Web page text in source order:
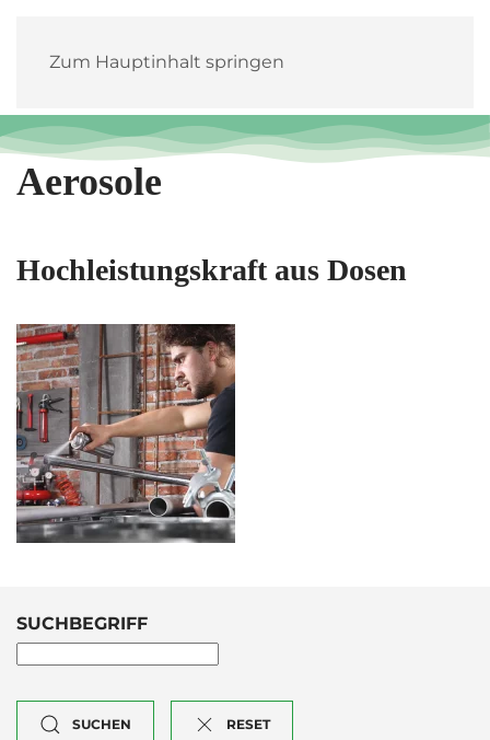
Zum Hauptinhalt springen
Aerosole
Hochleistungskraft aus Dosen
SUCHBEGRIFF
SUCHEN RESET